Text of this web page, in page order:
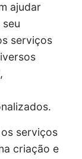
ajudar
serviços
serviços
criação e